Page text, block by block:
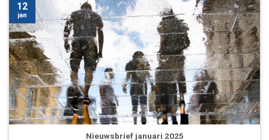
Nieuwsbrief januari 2025
12
jan